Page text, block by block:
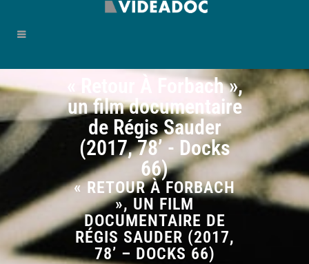
« Retour À Forbach »,
un film documentaire
de Régis Sauder
(2017, 78’ - Docks
66)
« RETOUR À FORBACH
», UN FILM
DOCUMENTAIRE DE
RÉGIS SAUDER (2017,
78’ – DOCKS 66)